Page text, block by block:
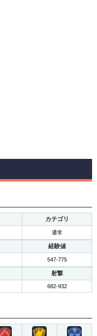
カテゴリ
通常
経験値
547-775
射撃
682-932